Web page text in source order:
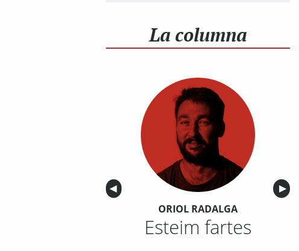
La columna
Anterior
◀︎ ▶︎
ORIOL RADALGA
Esteim fartes